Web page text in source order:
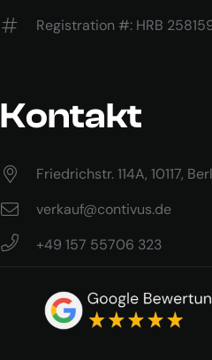
Registration #: HRB
Kontakt
Friedrichstr. 114A, 10117,
verkauf@contivus.de
+49 157 55706 323